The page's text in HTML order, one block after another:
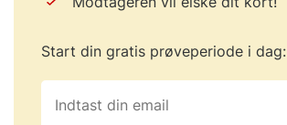
Start din gratis prøveperiode i dag: